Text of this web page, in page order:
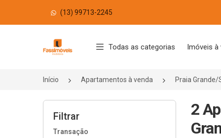
(13) 99713-2245
Página inicial
Todas as categorias Imóveis à
Início Apartamentos à venda Praia Grande/
Filtrar
Transação
2